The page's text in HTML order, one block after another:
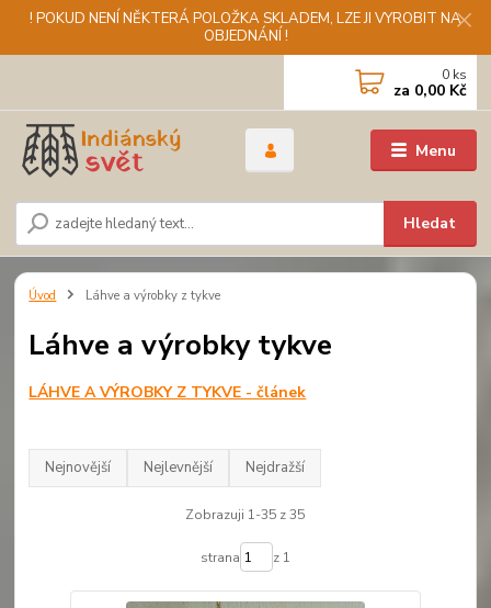
! POKUD NENÍ NĚKTERÁ POLOŽKA SKLADEM, LZE JI VYROBIT NA
OBJEDNÁNÍ !
Menu
Hledat
0 ks
za 0,00 Kč
Úvod Láhve a výrobky z tykve
Láhve a výrobky tykve
LÁHVE A VÝROBKY Z TYKVE - článek
Nejnovější Nejlevnější Nejdražší
Zobrazuji 1-35 z 35
strana z 1